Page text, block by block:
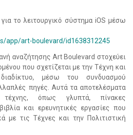
το λειτουργικό σύστημα iOS μέσω
app/art-boulevard/id1638312245
αναζήτησης Art Boulevard στοχεύει
που σχετίζεται με την Τέχνη και
μέσω του συνδυασμού
πηγές. Αυτά τα αποτελέσματα
τέχνης, όπως γλυπτά, πίνακες
και ερευνητικές εργασίες που
με τις Τέχνες και την Πολιτιστική